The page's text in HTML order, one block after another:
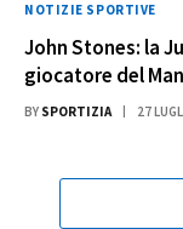
NOTIZIE SPORTIVE
John Stones: la
giocatore del
BY SPORTIZIA 27